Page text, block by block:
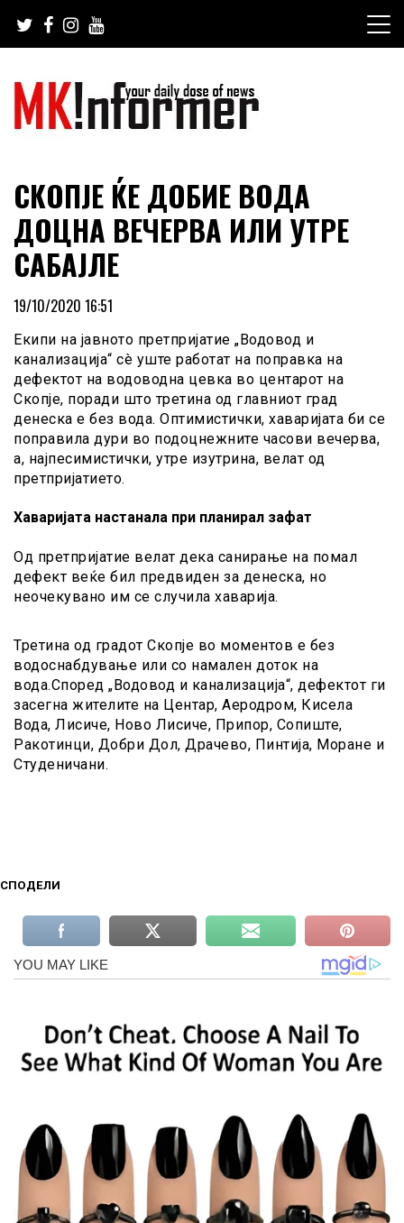
content
MKinformer
СКОПЈЕ ЌЕ ДОБИЕ ВОДА
ДОЦНА ВЕЧЕРВА ИЛИ УТРЕ
САБАЈЛЕ
19/10/2020 16:51
Екипи на јавното претпријатие „Водовод и
канализација“ сè уште работат на поправка на
дефектот на водоводна цевка во центарот на
Скопје, поради што третина од главниот град
денеска е без вода. Оптимистички, хаваријата би се
поправила дури во подоцнежните часови вечерва,
а, најпесимистички, утре изутрина, велат од
претпријатието.
Хаваријата настанала при планирал зафат
Од претпријатие велат дека санирање на помал
дефект веќе бил предвиден за денеска, но
неочекувано им се случила хаварија.
Третина од градот Скопје во моментов е без
водоснабдување или со намален доток на
вода.Според „Водовод и канализација“, дефектот ги
засегна жителите на Центар, Аеродром, Кисела
Вода, Лисиче, Ново Лисиче, Припор, Сопиште,
Ракотинци, Добри Дол, Драчево, Пинтија, Моране и
Студеничани.
СПОДЕЛИ